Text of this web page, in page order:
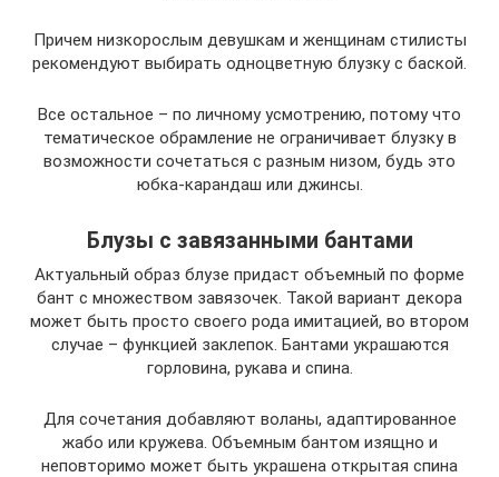
Причем низкорослым девушкам и женщинам стилисты
рекомендуют выбирать одноцветную блузку с баской.
Все остальное – по личному усмотрению, потому что
тематическое обрамление не ограничивает блузку в
возможности сочетаться с разным низом, будь это
юбка-карандаш или джинсы.
Блузы с завязанными бантами
Актуальный образ блузе придаст объемный по форме
бант с множеством завязочек. Такой вариант декора
может быть просто своего рода имитацией, во втором
случае – функцией заклепок. Бантами украшаются
горловина, рукава и спина.
Для сочетания добавляют воланы, адаптированное
жабо или кружева. Объемным бантом изящно и
неповторимо может быть украшена открытая спина